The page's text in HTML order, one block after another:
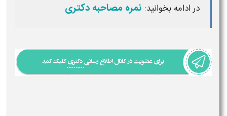
در ادامه بخوانید: نمره مصاحبه دکتری